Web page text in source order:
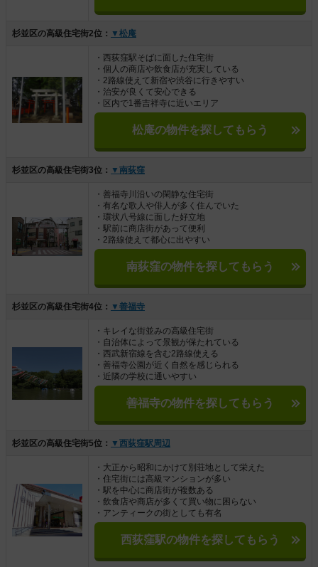
杉並区の高級住宅街2位： ▼松庵
・西荻窪駅そばに面した住宅街
・個人の商店や飲食店が充実している
・2路線使えて新宿や渋谷に行きやすい
・治安が良くて安心できる
・区内で1番吉祥寺に近いエリア
松庵の物件を探してもらう
杉並区の高級住宅街3位： ▼南荻窪
・善福寺川沿いの閑静な住宅街
・有名な歌人や俳人が多く住んでいた
・環状八号線に面した好立地
・駅前に商店街があって便利
・2路線使えて都心に出やすい
南荻窪の物件を探してもらう
杉並区の高級住宅街4位： ▼善福寺
・キレイな街並みの高級住宅街
・自治体によって景観が保たれている
・西武新宿線を含む2路線使える
・善福寺公園が近く自然を感じられる
・近隣の学校に通いやすい
善福寺の物件を探してもらう
杉並区の高級住宅街5位： ▼西荻窪駅周辺
・大正から昭和にかけて別荘地として栄えた
・住宅街には高級マンションが多い
・駅を中心に商店街が複数ある
・飲食店や商店が多くて買い物に困らない
・アンティークの街としても有名
西荻窪駅の物件を探してもらう